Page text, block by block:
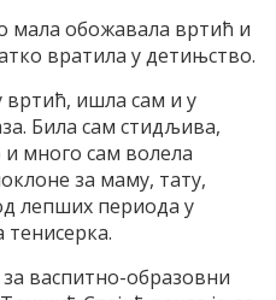
мала обожавала вртић и
вратила у детињство.
вртић, ишла сам и у
Била сам стидљива,
много сам волела
за маму, тату,
лепших периода у
тенисерка.
васпитно-образовни